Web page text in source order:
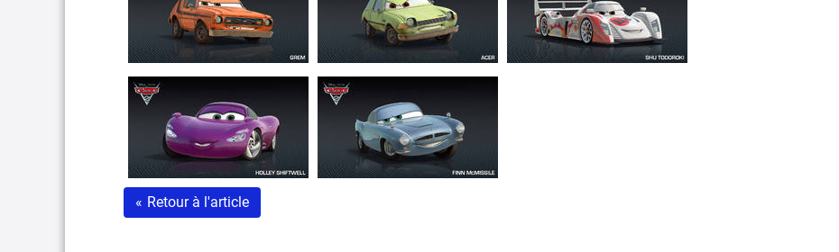
« Retour à l'article